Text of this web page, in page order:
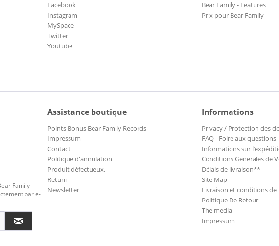
Facebook
Instagram
MySpace
Twitter
Youtube
Bear Family - Features
Prix pour Bear Family
Family –
par e-
Assistance boutique
Points Bonus Bear Family Records
Impressum-
Contact
Politique d'annulation
Produit défectueux.
Return
Newsletter
Informations
Privacy / Protection des
FAQ - Foire aux questions
Informations sur
Conditions Générales de
Délais de livraison**
Site Map
Livraison et conditions de
Politique De Retour
The media
Impressum